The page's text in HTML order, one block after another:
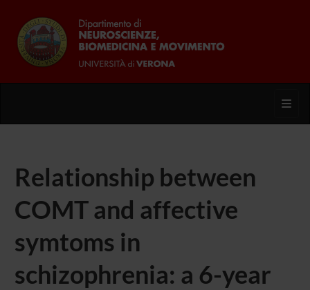
Relationship between
COMT and affective
symtoms in
schizophrenia: a 6-year